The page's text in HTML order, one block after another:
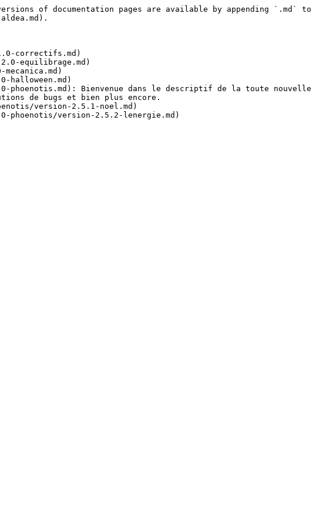
of documentation pages are available by appending `.md` to
correctifs.md)
equilibrage.md)
Bienvenue dans le descriptif de la toute nouvelle
de bugs et bien plus encore.
version-2.5.1-noel.md)